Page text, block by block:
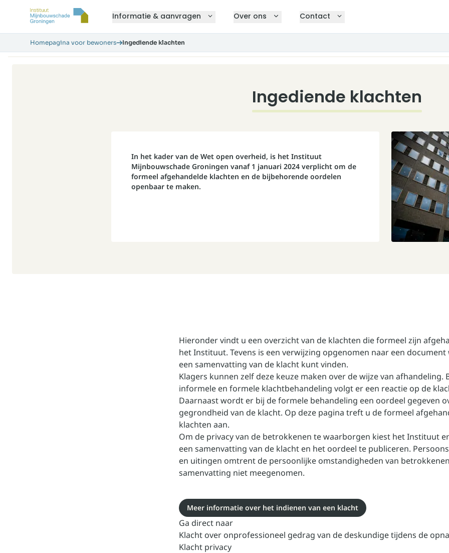
Informatie & aanvragen Over ons Contact
Homepagina voor bewoners Ingediende klachten
Ingediende klachten
In het kader van de Wet open overheid, is het Instituut
Mijnbouwschade Groningen vanaf 1 januari 2024 verplicht om de
formeel afgehandelde klachten en de bijbehorende oordelen
openbaar te maken.
Hieronder vindt u een overzicht van de klachten die formeel zijn
het Instituut. Tevens is een verwijzing opgenomen naar een document
een samenvatting van de klacht kunt vinden.
Klagers kunnen zelf deze keuze maken over de wijze van afhandeling.
informele en formele klachtbehandeling volgt er een reactie op de
Daarnaast wordt er bij de formele behandeling een oordeel gegeven
gegrondheid van de klacht. Op deze pagina treft u de formeel
klachten aan.
Om de privacy van de betrokkenen te waarborgen kiest het Instituut
een samenvatting van de klacht en het oordeel te publiceren.
en uitingen omtrent de persoonlijke omstandigheden van
samenvatting niet meegenomen.
Meer informatie over het indienen van een klacht
Ga direct naar
Klacht over onprofessioneel gedrag van de deskundige tijdens de
Klacht privacy